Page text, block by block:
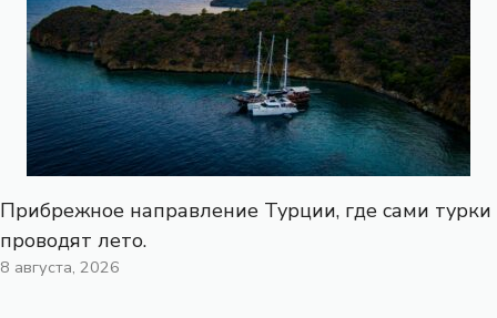
Прибрежное направление Турции, где сами турки
проводят лето.
8 августа, 2026